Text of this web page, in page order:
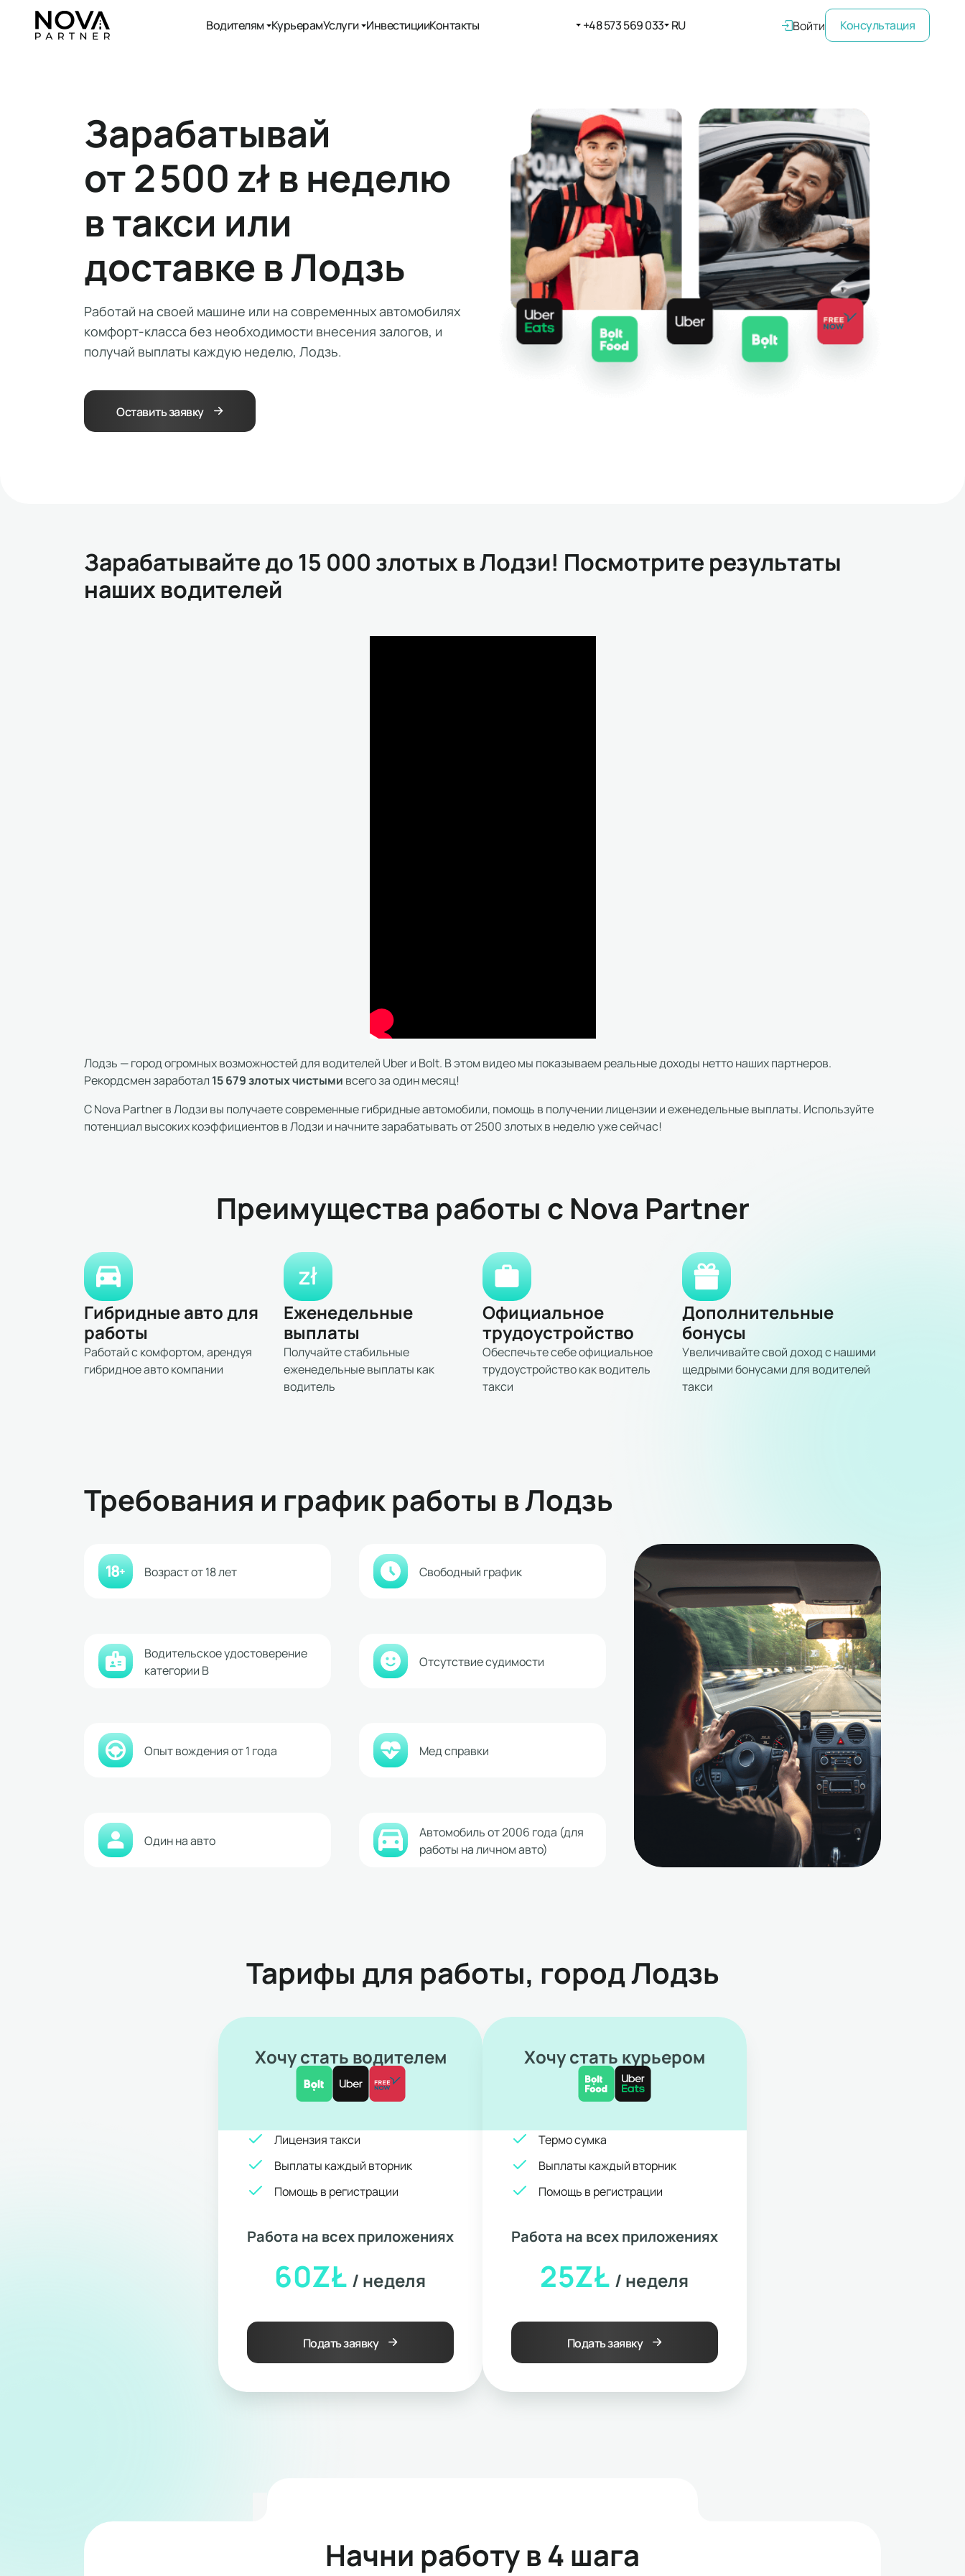
Водителям КурьерамУслуги ИнвестицииКонтакты +48 573 569 033 RU Войти Консультация
Зарабатывай
от 2 500 zł в неделю
в такси или
доставке в Лодзь
Работай на своей машине или на современных автомобилях
комфорт-класса без необходимости внесения залогов, и
получай выплаты каждую неделю, Лодзь.
Оставить заявку
Зарабатывайте до 15 000 злотых в Лодзи! Посмотрите результаты
наших водителей
Лодзь — город огромных возможностей для водителей Uber и Bolt. В этом видео мы показываем реальные доходы нетто наших партнеров.
Рекордсмен заработал 15 679 злотых чистыми всего за один месяц!
С Nova Partner в Лодзи вы получаете современные гибридные автомобили, помощь в получении лицензии и еженедельные выплаты. Используйте
потенциал высоких коэффициентов в Лодзи и начните зарабатывать от 2500 злотых в неделю уже сейчас!
Преимущества работы с Nova Partner
Гибридные авто для
работы
Работай с комфортом, арендуя
гибридное авто компании
Еженедельные
выплаты
Получайте стабильные
еженедельные выплаты как
водитель
Официальное
трудоустройство
Обеспечьте себе официальное
трудоустройство как водитель
такси
Дополнительные
бонусы
Увеличивайте свой доход с нашими
щедрыми бонусами для водителей
такси
Требования и график работы в Лодзь
Возраст от 18 лет
Водительское удостоверение
категории В
Опыт вождения от 1 года
Один на авто
Свободный график
Отсутствие судимости
Мед справки
Автомобиль от 2006 года (для
работы на личном авто)
Тарифы для работы, город Лодзь
Хочу стать водителем
Лицензия такси
Выплаты каждый вторник
Помощь в регистрации
Работа на всех приложениях
60ZŁ / неделя
Подать заявку
Хочу стать курьером
Термо сумка
Выплаты каждый вторник
Помощь в регистрации
Работа на всех приложениях
25ZŁ / неделя
Подать заявку
Начни работу в 4 шага